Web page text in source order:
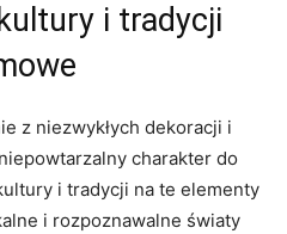
i tradycji
z niezwykłych ​dekoracji i‌
charakter do
i tradycji na te elementy
i rozpoznawalne światy